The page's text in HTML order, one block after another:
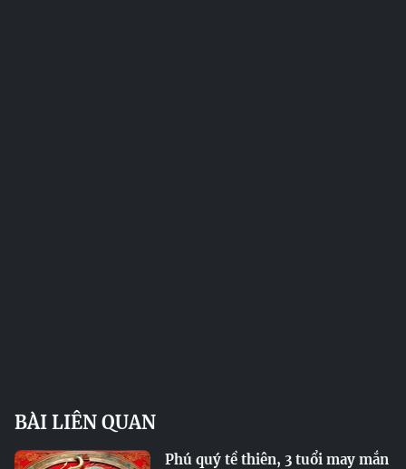
BÀI LIÊN QUAN
Phú quý tề thiên, 3 tuổi may mắn